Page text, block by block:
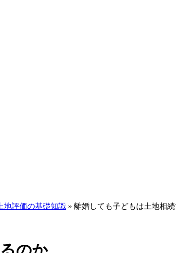
地評価の基礎知識 » 離婚しても子どもは土地相